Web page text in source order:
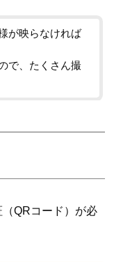
が映らなければ
で、たくさん撮
QRコード）が必